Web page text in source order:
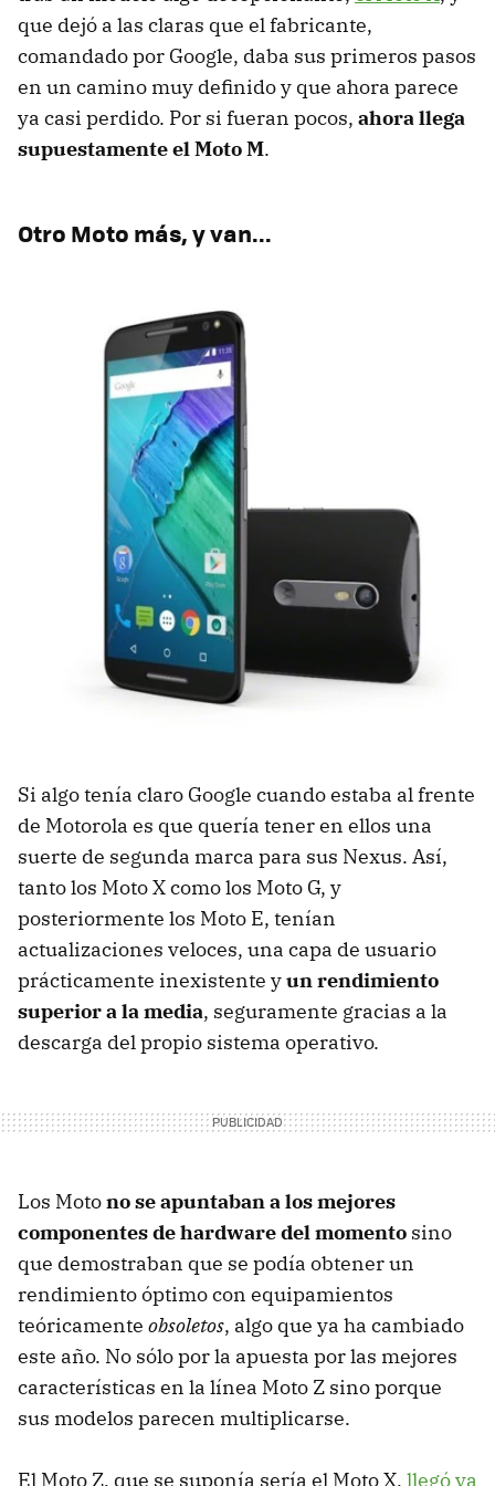
que dejó a las claras que el fabricante,
comandado por Google, daba sus primeros pasos
en un camino muy definido y que ahora parece
ya casi perdido. Por si fueran pocos, ahora llega
supuestamente el Moto M.
Otro Moto más, y van...
Si algo tenía claro Google cuando estaba al frente
de Motorola es que quería tener en ellos una
suerte de segunda marca para sus Nexus. Así,
tanto los Moto X como los Moto G, y
posteriormente los Moto E, tenían
actualizaciones veloces, una capa de usuario
prácticamente inexistente yun rendimiento
superior a la media, seguramente gracias a la
descarga del propio sistema operativo.
Los Motono se apuntaban a los mejores
componentes de hardware del momento sino
que demostraban que se podía obtener un
rendimiento óptimo con equipamientos
teóricamente obsoletos, algo que ya ha cambiado
este año. No sólo por la apuesta por las mejores
características en la línea Moto Z sino porque
sus modelos parecen multiplicarse.
El Moto Z, que se suponía sería el Moto X, llegó ya